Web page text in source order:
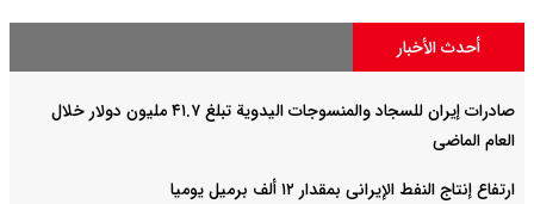
أحدث الأخبار
صادرات إیران للسجاد والمنسوجات الیدویة تبلغ ۴۱.۷ ملیون دولار خلال
العام الماضی
ارتفاع إنتاج النفط الإیرانی بمقدار ۱۲ ألف برمیل یومیا